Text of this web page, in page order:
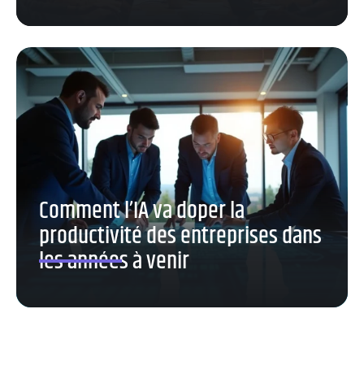
Comment l’IA va doper la
productivité des entreprises dans
les années à venir